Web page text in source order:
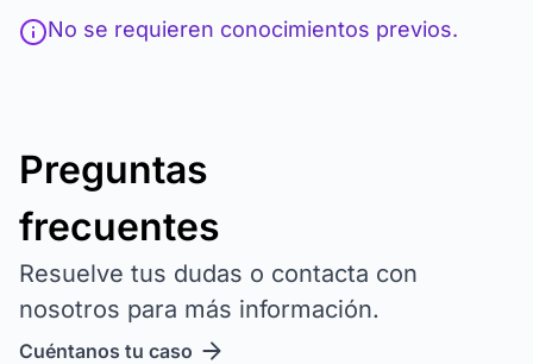
No se requieren conocimientos previos.
Preguntas
frecuentes
Resuelve tus dudas o contacta con
nosotros para más información.
Cuéntanos tu caso